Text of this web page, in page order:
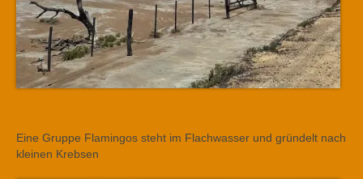
Eine Gruppe Flamingos steht im Flachwasser und gründelt nach
kleinen Krebsen